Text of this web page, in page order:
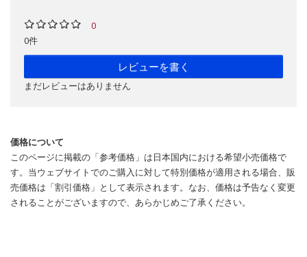
0
0件
レビューを書く
まだレビューはありません
価格について
このページに掲載の「参考価格」は日本国内における希望小売価格で
す。当ウェブサイトでのご購入に対して特別価格が適用される場合、販
売価格は「割引価格」として表示されます。なお、価格は予告なく変更
されることがございますので、あらかじめご了承ください。